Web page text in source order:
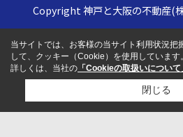
Copyright 神戸と大阪の不動産(
当サイトでは、お客様の当サイト利用状況把
して、クッキー（Cookie）を使用しています。
詳しくは、当社の 「Cookieの取扱いについて
閉じる